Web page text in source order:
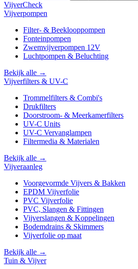
VijverCheck
Vijverpompen
Filter- & Beeklooppompen
Fonteinpompen
Zwemvijverpompen 12V
Luchtpompen & Beluchting
Bekijk alle →
Vijverfilters & UV-C
Trommelfilters & Combi's
Drukfilters
Doorstroom- & Meerkamerfilters
UV-C Units
UV-C Vervanglampen
Filtermedia & Materialen
Bekijk alle →
Vijveraanleg
Voorgevormde Vijvers & Bakken
EPDM Vijverfolie
PVC Vijverfolie
PVC, Slangen & Fittingen
Vijverslangen & Koppelingen
Bodemdrains & Skimmers
Vijverfolie op maat
Bekijk alle →
Tuin & Vijver